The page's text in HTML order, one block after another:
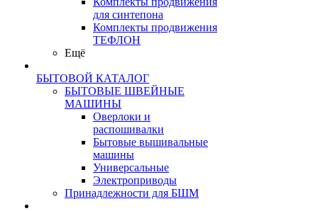
для синтепона
Комплекты продвижения
ТЕФЛОН
Ещё
БЫТОВОЙ КАТАЛОГ
БЫТОВЫЕ ШВЕЙНЫЕ
МАШИНЫ
Оверлоки и
распошивалки
Бытовые вышивальные
машины
Универсальные
Электроприводы
Принадлежности для БШМ